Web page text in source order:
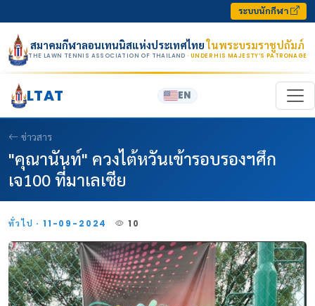
ระบบนักกีฬา
สมาคมกีฬาลอนเทนนิสแห่งประเทศไทยในพระบรมราชูปถัมภ์
THE LAWN TENNIS ASSOCIATION OF THAILAND · UNDER HIS MAJESTY’S PATRONAGE
LTAT EN
ข่าวสาร
"คุณานันท์" ควงไต้หวันเข้ารอบรองฯศึก
เจ100 ที่มาเลเซีย
ทั่วไป · 11-09-2024 10